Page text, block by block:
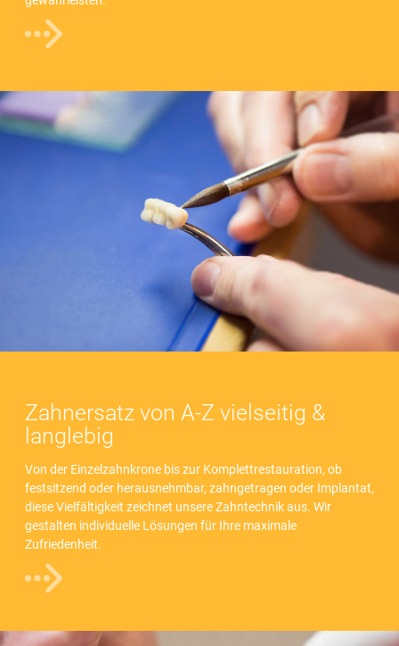
Zahnersatz von A-Z vielseitig &
langlebig
Von der Einzelzahnkrone bis zur Komplettrestauration, ob
festsitzend oder herausnehmbar, zahngetragen oder Implantat,
diese Vielfältigkeit zeichnet unsere Zahntechnik aus. Wir
gestalten individuelle Lösungen für Ihre maximale
Zufriedenheit.